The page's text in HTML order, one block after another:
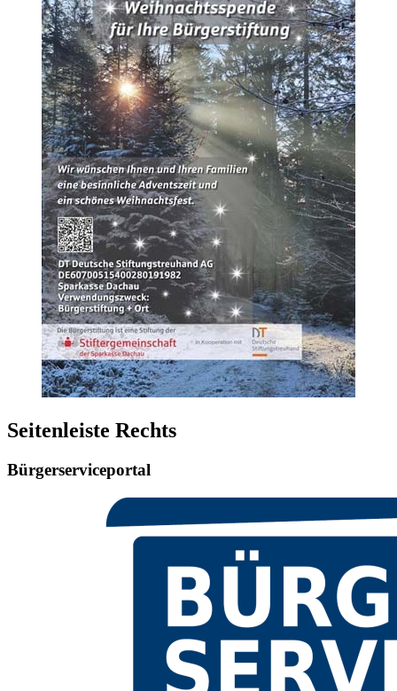
Seitenleiste Rechts
Bürgerserviceportal